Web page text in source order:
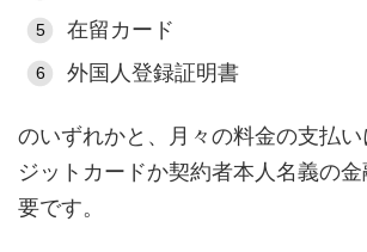
在留カード
外国人登録証明書
のいずれかと、月々の料金の支払
ジットカードか契約者本人名義の
要です。